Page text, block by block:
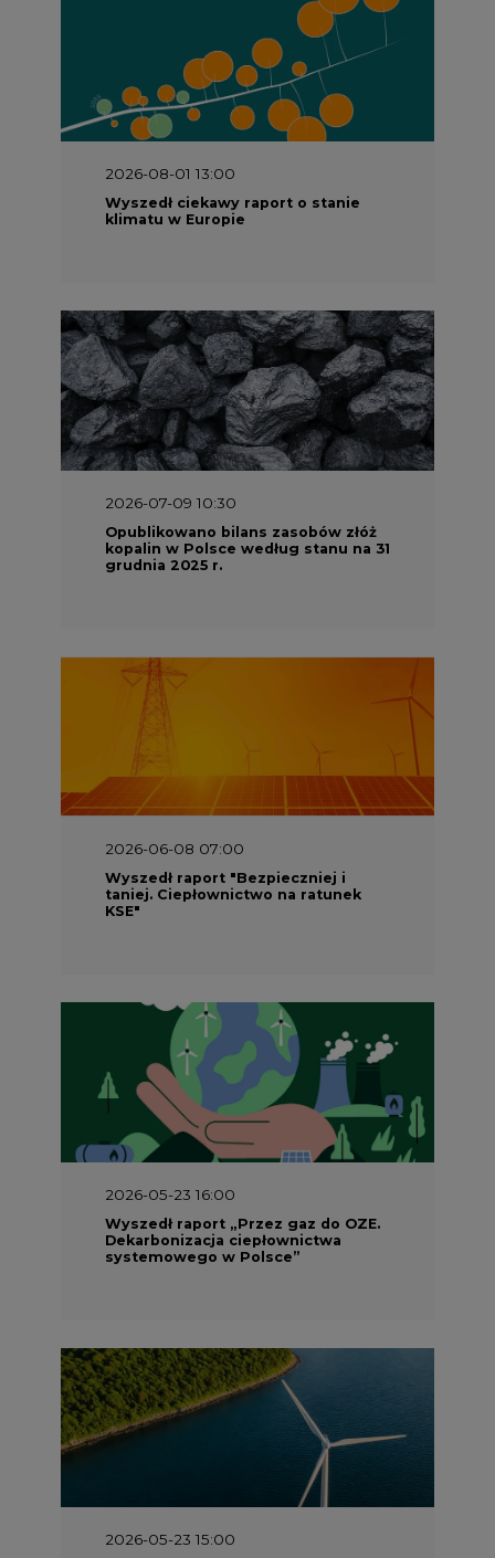
2026-08-01 13:00
Wyszedł ciekawy raport o stanie
klimatu w Europie
2026-07-09 10:30
Opublikowano bilans zasobów złóż
kopalin w Polsce według stanu na 31
grudnia 2025 r.
2026-06-08 07:00
Wyszedł raport "Bezpieczniej i
taniej. Ciepłownictwo na ratunek
KSE"
2026-05-23 16:00
Wyszedł raport „Przez gaz do OZE.
Dekarbonizacja ciepłownictwa
systemowego w Polsce”
2026-05-23 15:00